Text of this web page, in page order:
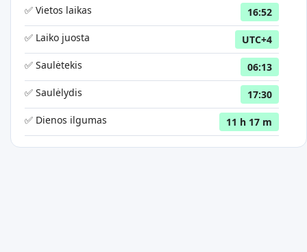
✅ Vietos laikas
16:52
✅ Laiko juosta
UTC+4
✅ Saulėtekis
06:13
✅ Saulėlydis
17:30
✅ Dienos ilgumas
11 h 17 m